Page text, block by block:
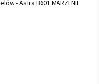
- Astra B601 MARZENIE